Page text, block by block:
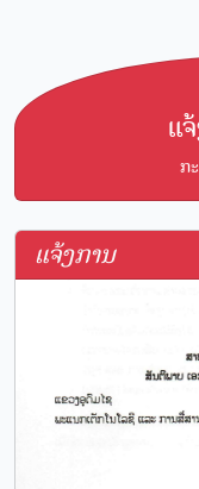
ແ
ກ
ແຈ້ງການ